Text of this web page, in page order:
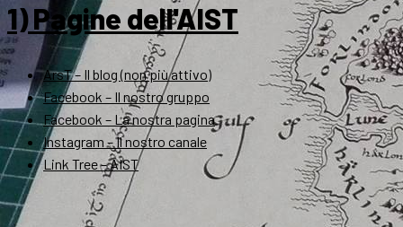
1) Pagine dell'AIST
ArsT – Il blog (non più attivo)
Facebook – Il nostro gruppo
Facebook – La nostra pagina
Instagram – Il nostro canale
Link Tree – AIST